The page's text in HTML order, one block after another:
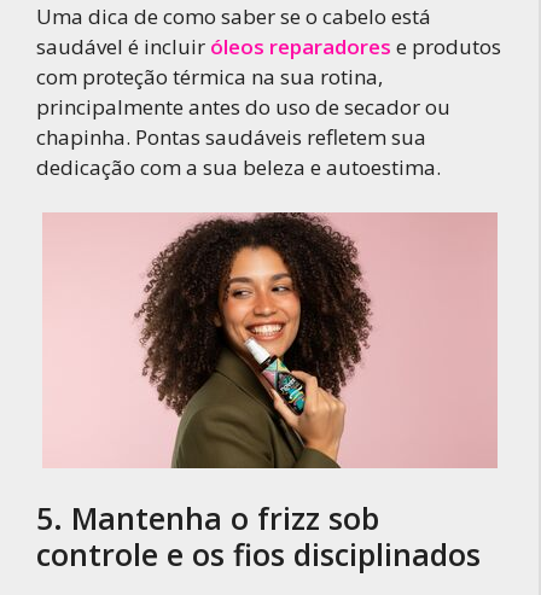
Uma dica de como saber se o cabelo está
saudável é incluir óleos reparadores e produtos
com proteção térmica na sua rotina,
principalmente antes do uso de secador ou
chapinha. Pontas saudáveis refletem sua
dedicação com a sua beleza e autoestima.
5. Mantenha o frizz sob
controle e os fios disciplinados